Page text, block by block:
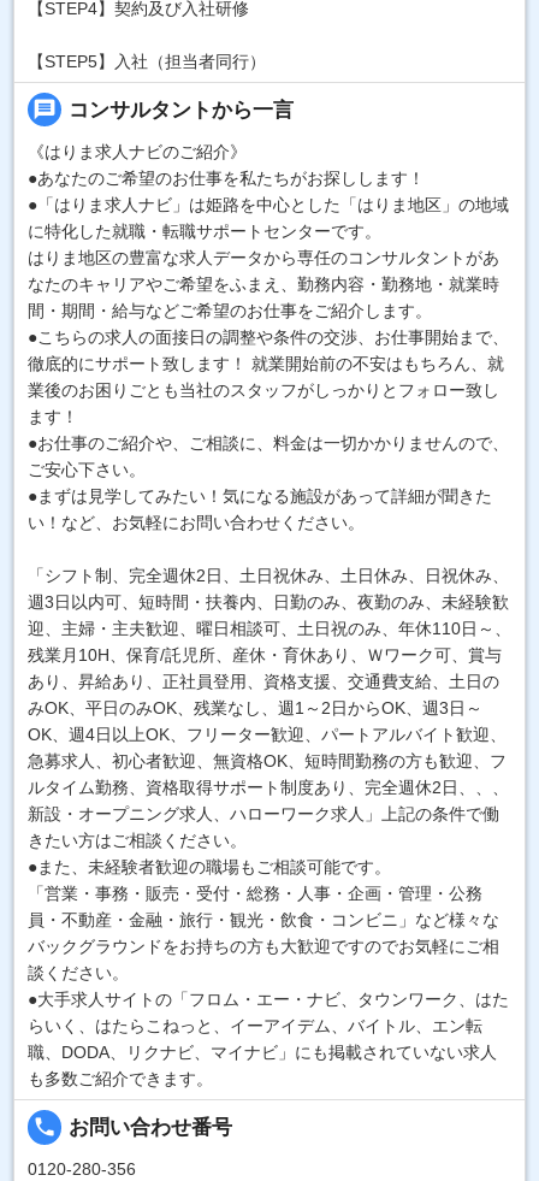
【STEP4】契約及び入社研修
【STEP5】入社（担当者同行）
message コンサルタントから一言
《はりま求人ナビのご紹介》
●あなたのご希望のお仕事を私たちがお探しします！
●「はりま求人ナビ」は姫路を中心とした「はりま地区」の地域
に特化した就職・転職サポートセンターです。
はりま地区の豊富な求人データから専任のコンサルタントがあ
なたのキャリアやご希望をふまえ、勤務内容・勤務地・就業時
間・期間・給与などご希望のお仕事をご紹介します。
●こちらの求人の面接日の調整や条件の交渉、お仕事開始まで、
徹底的にサポート致します！ 就業開始前の不安はもちろん、就
業後のお困りごとも当社のスタッフがしっかりとフォロー致し
ます！
●お仕事のご紹介や、ご相談に、料金は一切かかりませんので、
ご安心下さい。
●まずは見学してみたい！気になる施設があって詳細が聞きた
い！など、お気軽にお問い合わせください。
「シフト制、完全週休2日、土日祝休み、土日休み、日祝休み、
週3日以内可、短時間・扶養内、日勤のみ、夜勤のみ、未経験歓
迎、主婦・主夫歓迎、曜日相談可、土日祝のみ、年休110日～、
残業月10H、保育/託児所、産休・育休あり、Ｗワーク可、賞与
あり、昇給あり、正社員登用、資格支援、交通費支給、土日の
みOK、平日のみOK、残業なし、週1～2日からOK、週3日～
OK、週4日以上OK、フリーター歓迎、パートアルバイト歓迎、
急募求人、初心者歓迎、無資格OK、短時間勤務の方も歓迎、フ
ルタイム勤務、資格取得サポート制度あり、完全週休2日、、、
新設・オープニング求人、ハローワーク求人」上記の条件で働
きたい方はご相談ください。
●また、未経験者歓迎の職場もご相談可能です。
「営業・事務・販売・受付・総務・人事・企画・管理・公務
員・不動産・金融・旅行・観光・飲食・コンビニ」など様々な
バックグラウンドをお持ちの方も大歓迎ですのでお気軽にご相
談ください。
●大手求人サイトの「フロム・エー・ナビ、タウンワーク、はた
らいく、はたらこねっと、イーアイデム、バイトル、エン転
職、DODA、リクナビ、マイナビ」にも掲載されていない求人
も多数ご紹介できます。
local_phone お問い合わせ番号
0120-280-356